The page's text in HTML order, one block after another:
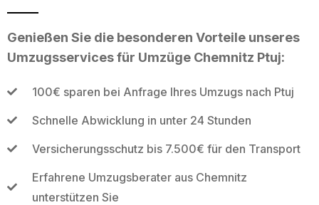
Genießen Sie die besonderen Vorteile unseres
Umzugsservices für Umzüge Chemnitz Ptuj:
100€ sparen bei Anfrage Ihres Umzugs nach Ptuj
Schnelle Abwicklung in unter 24 Stunden
Versicherungsschutz bis 7.500€ für den Transport
Erfahrene Umzugsberater aus Chemnitz
unterstützen Sie